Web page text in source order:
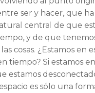
ser y hacer, que ha
central de que
y de que
cosas. ¿Estamos en
tiempo? Si estamos
estamos
es sólo una